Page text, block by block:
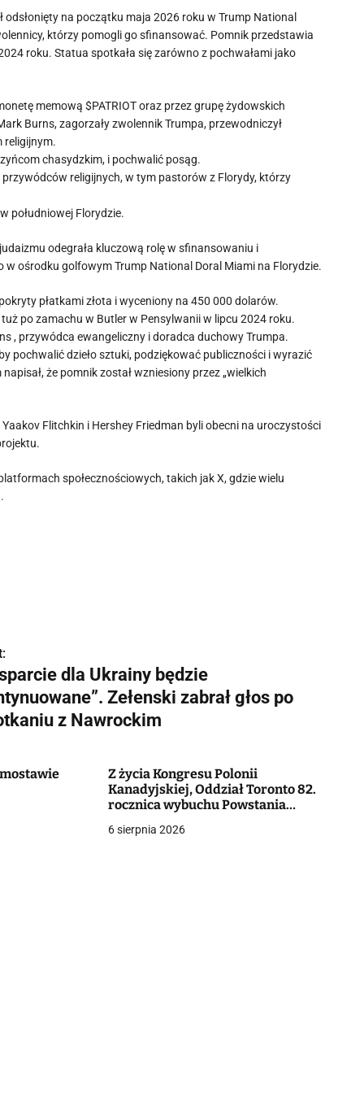
na początku maja 2026 roku w Trump National
którzy pomogli go sfinansować. Pomnik przedstawia
roku. Statua spotkała się zarówno z pochwałami jako
memową $PATRIOT oraz przez grupę żydowskich
Burns, zagorzały zwolennik Trumpa, przewodniczył
religijnym.
chasydzkim, i pochwalić posąg.
religijnych, w tym pastorów z Florydy, którzy
południowej Florydzie.
odegrała kluczową rolę w sfinansowaniu i
w ośrodku golfowym Trump National Doral Miami na Florydzie.
płatkami złota i wyceniony na 450 000 dolarów.
po zamachu w Butler w Pensylwanii w lipcu 2024 roku.
, przywódca ewangeliczny i doradca duchowy Trumpa.
pochwalić dzieło sztuki, podziękować publiczności i wyrazić
że pomnik został wzniesiony przez „wielkich
Flitchkin i Hershey Friedman byli obecni na uroczystości
społecznościowych, takich jak X, gdzie wielu
dla Ukrainy będzie
Zełenski zabrał głos po
z Nawrockim
Z życia Kongresu Polonii
Kanadyjskiej, Oddział Toronto 82.
rocznica wybuchu Powstania
6 sierpnia 2026